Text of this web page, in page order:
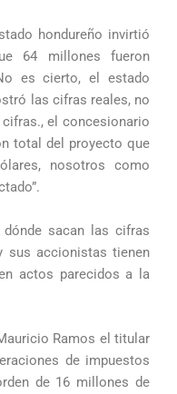
hondureño invirtió
64 millones fueron
es cierto, el estado
las cifras reales, no
el concesionario
total del proyecto que
nosotros como
sacan las cifras
sus accionistas tienen
actos parecidos a la
Ramos el titular
de impuestos
de 16 millones de